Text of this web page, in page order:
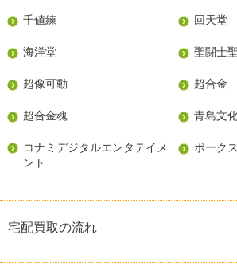
千値練 回天堂
海洋堂 聖闘士
超像可動 超合金
超合金魂 青島文
コナミデジタルエンタテイメ
ント
ボークス
宅配買取の流れ